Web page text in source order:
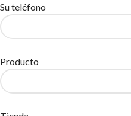
Su teléfono
Producto